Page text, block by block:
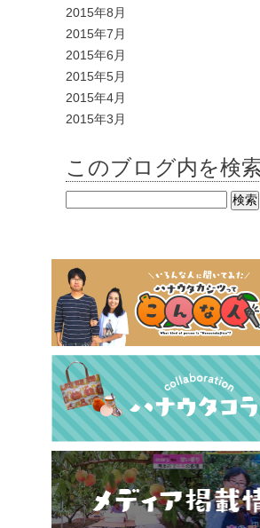
2015年8月
2015年7月
2015年6月
2015年5月
2015年4月
2015年3月
このブログ内を検